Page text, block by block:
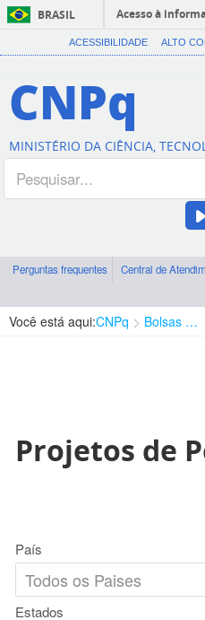
BRASIL
Acesso à
ACESSIBILIDADE ALTO
CNPq
MINISTÉRIO DA CIÊNCIA,
Perguntas frequentes Central de
Você está aqui:CNPq Bolsas e Auxílios Vigentes
Projetos de
País
Estados